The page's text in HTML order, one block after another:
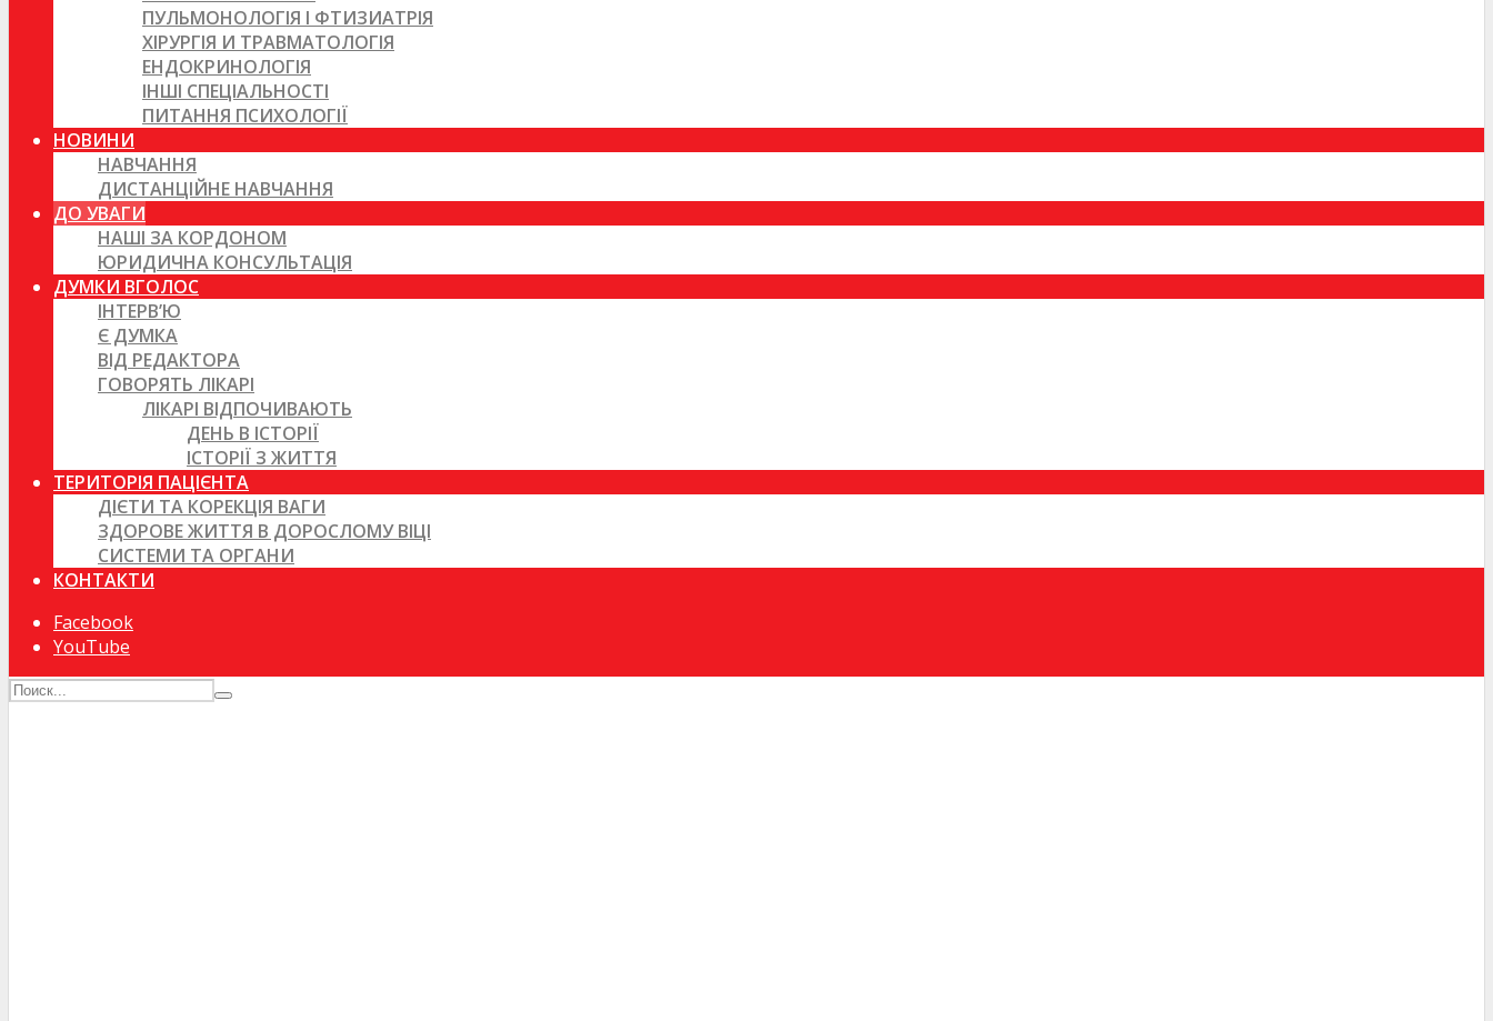
ПУЛЬМОНОЛОГІЯ І ФТИЗИАТРІЯ
ХІРУРГІЯ И ТРАВМАТОЛОГІЯ
ЕНДОКРИНОЛОГІЯ
ІНШІ СПЕЦІАЛЬНОСТІ
ПИТАННЯ ПСИХОЛОГІЇ
НОВИНИ
НАВЧАННЯ
ДИСТАНЦІЙНЕ НАВЧАННЯ
ДО УВАГИ
НАШІ ЗА КОРДОНОМ
ЮРИДИЧНА КОНСУЛЬТАЦІЯ
ДУМКИ ВГОЛОС
ІНТЕРВ’Ю
Є ДУМКА
ВІД РЕДАКТОРА
ГОВОРЯТЬ ЛІКАРІ
ЛІКАРІ ВІДПОЧИВАЮТЬ
ДЕНЬ В ІСТОРІЇ
ІСТОРІЇ З ЖИТТЯ
ТЕРИТОРІЯ ПАЦІЄНТА
ДІЄТИ ТА КОРЕКЦІЯ ВАГИ
ЗДОРОВЕ ЖИТТЯ В ДОРОСЛОМУ ВІЦІ
СИСТЕМИ ТА ОРГАНИ
КОНТАКТИ
Facebook
YouTube